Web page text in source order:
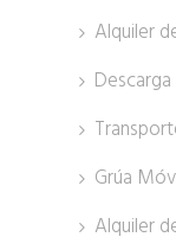
Alquiler
Grúa
Alquiler